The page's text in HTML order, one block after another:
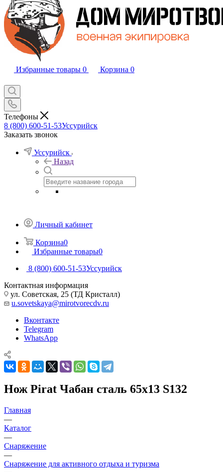
Избранные товары 0 Корзина 0
Телефоны
8 (800) 600-51-53Уссурийск
Заказать звонок
Уссурийск
Назад
Личный кабинет
Корзина0
Избранные товары0
8 (800) 600-51-53Уссурийск
Контактная информация
ул. Советская, 25 (ТД Кристалл)
u.sovetskaya@mirotvorecdv.ru
Вконтакте
Telegram
WhatsApp
Нож Pirat Чабан сталь 65х13 S132
Главная
—
Каталог
—
Снаряжение
—
Снаряжение для активного отдыха и туризма